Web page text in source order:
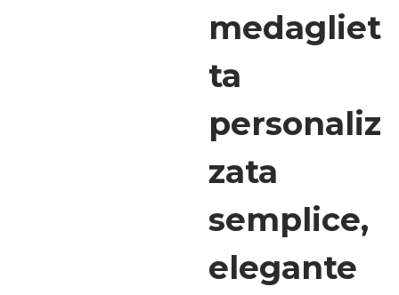
medagliet
ta
personaliz
zata
semplice,
elegante